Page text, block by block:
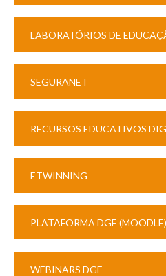
LABORATÓRIOS DE
SEGURANET
RECURSOS EDUCATIVOS
ETWINNING
PLATAFORMA DGE (MOODLE)
WEBINARS DGE